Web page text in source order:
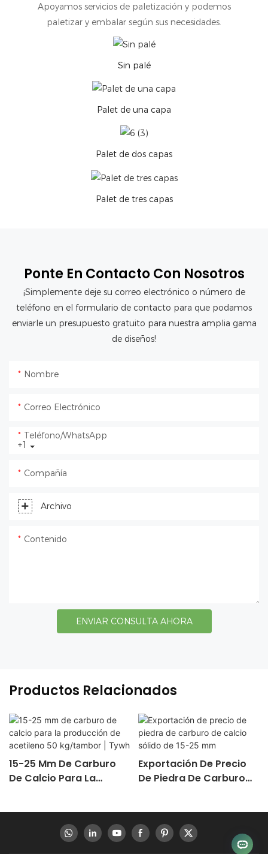
Apoyamos servicios de paletización y podemos
paletizar y embalar según sus necesidades.
Sin palé
Palet de una capa
Palet de dos capas
Palet de tres capas
Ponte En Contacto Con Nosotros
¡Simplemente deje su correo electrónico o número de
teléfono en el formulario de contacto para que podamos
enviarle un presupuesto gratuito para nuestra amplia gama
de diseños!
Nombre
Correo Electrónico
+1
Teléfono/WhatsApp
Compañía
Archivo
Contenido
ENVIAR CONSULTA AHORA
Productos Relacionados
15-25 Mm De Carburo
De Calcio Para La
Exportación De Precio
De Piedra De Carburo